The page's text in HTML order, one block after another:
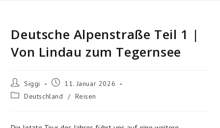
Deutsche Alpenstraße Teil 1 |
Von Lindau zum Tegernsee
Beitrags-
Autor:
Siggi
Beitrag11. Januar 2026
Beitrags-
Deutschland / Reisen